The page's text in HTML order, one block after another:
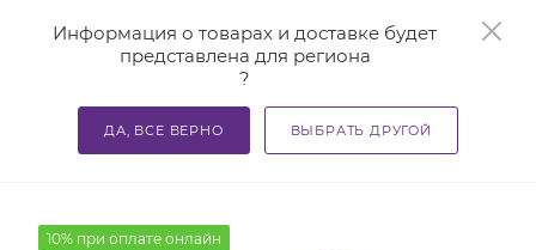
Информация о товарах и доставке будет
представлена для региона
?
ДА, ВСЕ ВЕРНО ВЫБРАТЬ ДРУГОЙ
Главная — Каталог — Средства реабилитации —
Кресло-туалет TRIVES CA668
10% при оплате онлайн